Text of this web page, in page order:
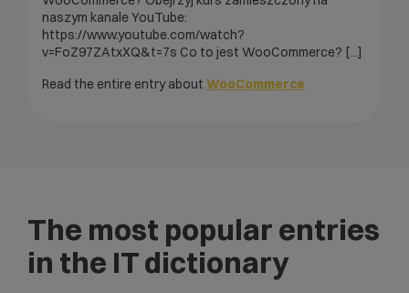
naszym kanale YouTube:
https://www.youtube.com/watch?
v=FoZ97ZAtxXQ&t=7s Co to jest WooCommerce? [...]
Read the entire entry about WooCommerce
The most popular entries
in the IT dictionary